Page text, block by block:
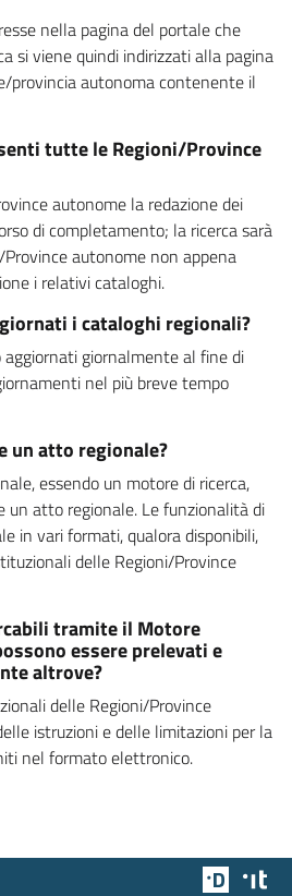
nella pagina del portale che
si viene quindi indirizzati alla pagina
provincia autonoma contenente il
tutte le Regioni/Province
autonome la redazione dei
di completamento; la ricerca sarà
autonome non appena
i relativi cataloghi.
i cataloghi regionali?
giornalmente al fine di
nel più breve tempo
un atto regionale?
essendo un motore di ricerca,
un atto regionale. Le funzionalità di
in vari formati, qualora disponibili,
delle Regioni/Province
tramite il Motore
essere prelevati e
altrove?
delle Regioni/Province
istruzioni e delle limitazioni per la
nel formato elettronico.
Team